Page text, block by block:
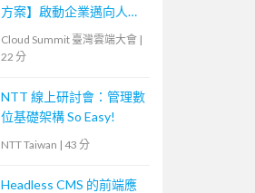
方案】啟動企業邁向人工
智慧應用的一站式解決方
案
Cloud Summit 臺灣雲端大會 |
22 分
NTT 線上研討會：管理數
位基礎架構 So Easy!
NTT Taiwan | 43 分
Headless CMS 的前端應